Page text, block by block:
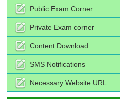
Public Exam Corner
Private Exam corner
Content Download
SMS Notifications
Necessary Website URL